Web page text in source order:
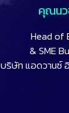
คุณนว
Head of
& SME
บริษัท แอดวานซ์